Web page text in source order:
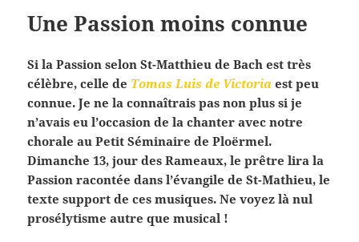
Une Passion moins connue
Si la Passion selon St-Matthieu de Bach est très
célèbre, celle de Tomas Luis de Victoria est peu
connue. Je ne la connaîtrais pas non plus si je
n’avais eu l’occasion de la chanter avec notre
chorale au Petit Séminaire de Ploërmel.
Dimanche 13, jour des Rameaux, le prêtre lira la
Passion racontée dans l’évangile de St-Mathieu, le
texte support de ces musiques. Ne voyez là nul
prosélytisme autre que musical !